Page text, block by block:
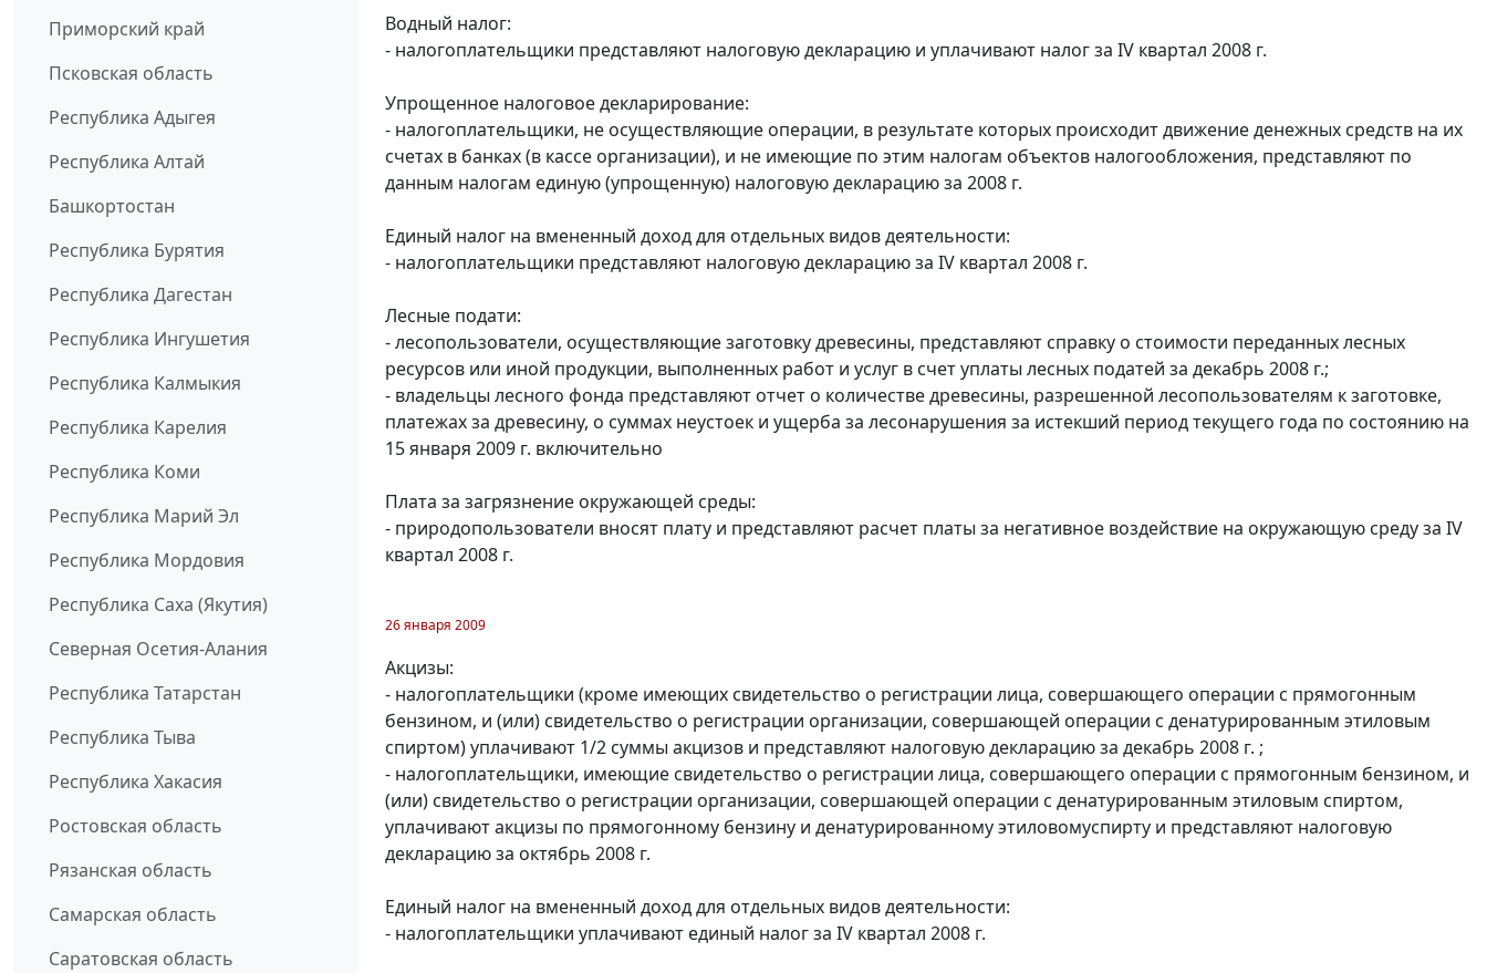
Приморский край
Псковская область
Республика Адыгея
Республика Алтай
Башкортостан
Республика Бурятия
Республика Дагестан
Республика Ингушетия
Республика Калмыкия
Республика Карелия
Республика Коми
Республика Марий Эл
Республика Мордовия
Республика Саха (Якутия)
Северная Осетия-Алания
Республика Татарстан
Республика Тыва
Республика Хакасия
Ростовская область
Рязанская область
Самарская область
Саратовская область
Водный налог:
- налогоплательщики представляют налоговую декларацию и уплачивают налог за IV квартал 2008 г.
Упрощенное налоговое декларирование:
- налогоплательщики, не осуществляющие операции, в результате которых происходит движение денежных средств на их
счетах в банках (в кассе организации), и не имеющие по этим налогам объектов налогообложения, представляют по
данным налогам единую (упрощенную) налоговую декларацию за 2008 г.
Единый налог на вмененный доход для отдельных видов деятельности:
- налогоплательщики представляют налоговую декларацию за IV квартал 2008 г.
Лесные подати:
- лесопользователи, осуществляющие заготовку древесины, представляют справку о стоимости переданных лесных
ресурсов или иной продукции, выполненных работ и услуг в счет уплаты лесных податей за декабрь 2008 г.;
- владельцы лесного фонда представляют отчет о количестве древесины, разрешенной лесопользователям к заготовке,
платежах за древесину, о суммах неустоек и ущерба за лесонарушения за истекший период текущего года по состоянию на
15 января 2009 г. включительно
Плата за загрязнение окружающей среды:
- природопользователи вносят плату и представляют расчет платы за негативное воздействие на окружающую среду за IV
квартал 2008 г.
26 января 2009
Акцизы:
- налогоплательщики (кроме имеющих свидетельство о регистрации лица, совершающего операции с прямогонным
бензином, и (или) свидетельство о регистрации организации, совершающей операции с денатурированным этиловым
спиртом) уплачивают 1/2 суммы акцизов и представляют налоговую декларацию за декабрь 2008 г. ;
- налогоплательщики, имеющие свидетельство о регистрации лица, совершающего операции с прямогонным бензином, и
(или) свидетельство о регистрации организации, совершающей операции с денатурированным этиловым спиртом,
уплачивают акцизы по прямогонному бензину и денатурированному этиловомуспирту и представляют налоговую
декларацию за октябрь 2008 г.
Единый налог на вмененный доход для отдельных видов деятельности:
- налогоплательщики уплачивают единый налог за IV квартал 2008 г.